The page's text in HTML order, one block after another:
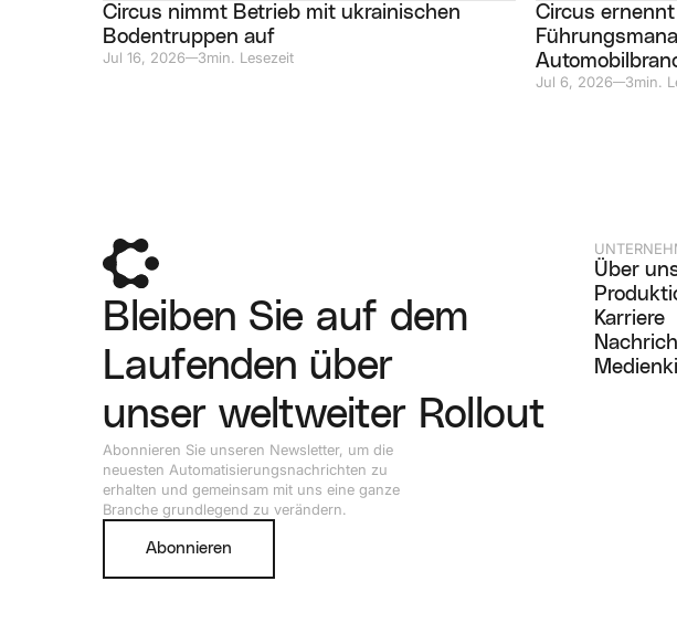
Circus nimmt Betrieb mit ukrainischen
Bodentruppen auf
Jul 16, 2026—3min. Lesezeit
Circus
Jul 6, 2026—3min.
Bleiben Sie auf dem
Laufenden über
unser weltweiter Rollout
Abonnieren Sie unseren Newsletter, um die
neuesten Automatisierungsnachrichten zu
erhalten und gemeinsam mit uns eine ganze
Branche grundlegend zu verändern.
Abonnieren
Über
Karriere